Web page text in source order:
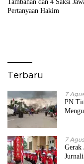
Tambahan dan 4 Saksi
Pertanyaan Hakim
Terbaru
7
PN
7
Gerak